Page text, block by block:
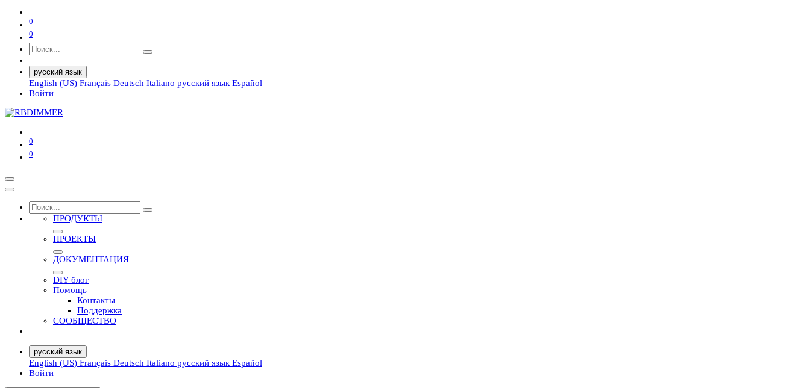
0
0
русский язык
English (US) Français Deutsch Italiano русский язык Español
Войти
0
0
ПРОДУКТЫ
ПРОЕКТЫ
ДОКУМЕНТАЦИЯ
DIY блог
Помощь
Контакты
Поддержка
СООБЩЕСТВО
русский язык
English (US) Français Deutsch Italiano русский язык Español
Войти